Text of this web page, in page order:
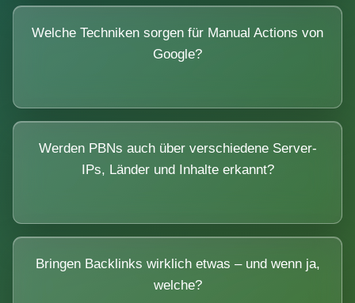
Welche Techniken sorgen für Manual Actions von
Google?
Werden PBNs auch über verschiedene Server-
IPs, Länder und Inhalte erkannt?
Bringen Backlinks wirklich etwas – und wenn ja,
welche?